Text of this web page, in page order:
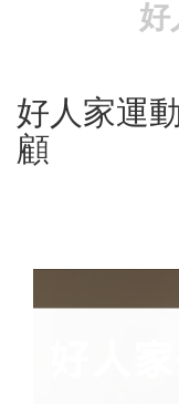
好
好人家運
顧